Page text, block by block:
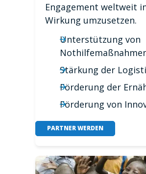
Engagement weltweit
Wirkung umzusetzen.
Unterstützung von
Stärkung der
Förderung der
Förderung von
PARTNER WERDEN